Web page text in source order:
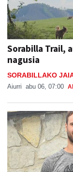
Sorabilla Trail,
nagusia
SORABILLAKO
Aiurri abu 06, 07:00